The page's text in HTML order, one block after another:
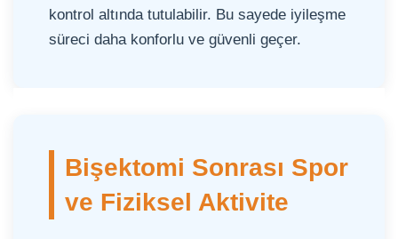
kontrol altında tutulabilir. Bu sayede iyileşme
süreci daha konforlu ve güvenli geçer.
Bişektomi Sonrası Spor
ve Fiziksel Aktivite